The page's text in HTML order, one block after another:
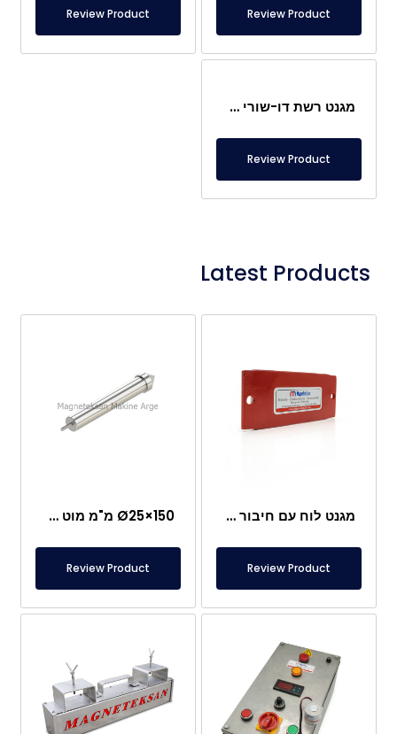
Review Product
Review Product
מגנט רשת דו-שורי עם מחיצה 195X120 מ"מ, מסוג חשוף
Review Product
Latest Products
מגנט לוח עם חיבור מיוחד מניאודימיום
Review Product
Ø25×150 מ"מ מוט מגנטי עם בורג מוט – ראש בצורת קליע
Review Product